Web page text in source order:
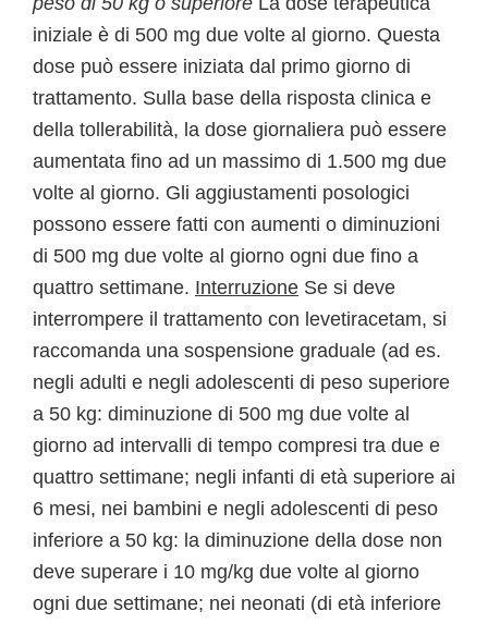
iniziale è di 500 mg due volte al giorno. Questa
dose può essere iniziata dal primo giorno di
trattamento. Sulla base della risposta clinica e
della tollerabilità, la dose giornaliera può essere
aumentata fino ad un massimo di 1.500 mg due
volte al giorno. Gli aggiustamenti posologici
possono essere fatti con aumenti o diminuzioni
di 500 mg due volte al giorno ogni due fino a
quattro settimane. Interruzione Se si deve
interrompere il trattamento con levetiracetam, si
raccomanda una sospensione graduale (ad es.
negli adulti e negli adolescenti di peso superiore
a 50 kg: diminuzione di 500 mg due volte al
giorno ad intervalli di tempo compresi tra due e
quattro settimane; negli infanti di età superiore ai
6 mesi, nei bambini e negli adolescenti di peso
inferiore a 50 kg: la diminuzione della dose non
deve superare i 10 mg/kg due volte al giorno
ogni due settimane; nei neonati (di età inferiore